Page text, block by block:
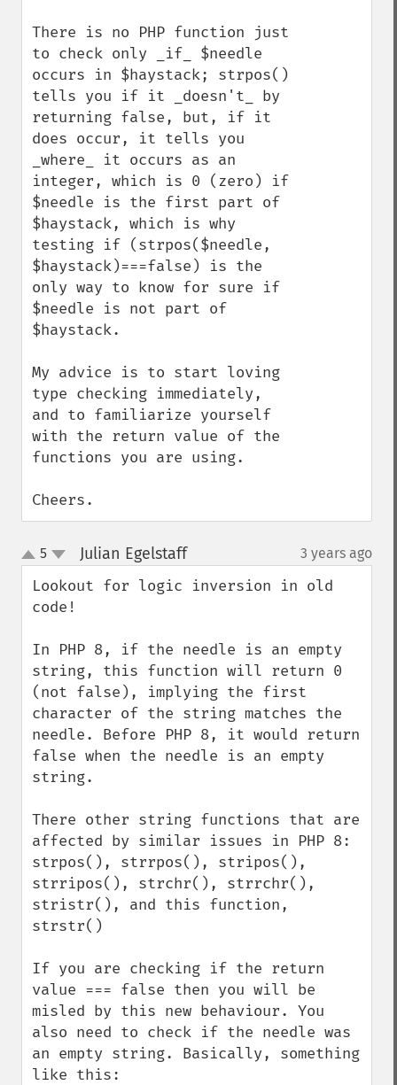
There is no PHP function just
to check only _if_ $needle
occurs in $haystack; strpos()
tells you if it _doesn't_ by
returning false, but, if it
does occur, it tells you
_where_ it occurs as an
integer, which is 0 (zero) if
$needle is the first part of
$haystack, which is why
testing if (strpos($needle,
$haystack)===false) is the
only way to know for sure if
$needle is not part of
$haystack.
My advice is to start loving
type checking immediately,
and to familiarize yourself
with the return value of the
functions you are using.
Cheers.
up
down
5 Julian Egelstaff¶ 3 years ago
Lookout for logic inversion in old
code!
In PHP 8, if the needle is an empty
string, this function will return 0
(not false), implying the first
character of the string matches the
needle. Before PHP 8, it would return
false when the needle is an empty
string.
There other string functions that are
affected by similar issues in PHP 8:
strpos(), strrpos(), stripos(),
strripos(), strchr(), strrchr(),
stristr(), and this function,
strstr()
If you are checking if the return
value === false then you will be
misled by this new behaviour. You
also need to check if the needle was
an empty string. Basically, something
like this: